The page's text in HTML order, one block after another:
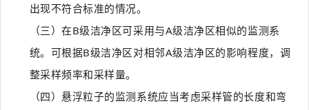
出现不符合标准的情况。
（三）在B级洁净区可采用与A级洁净区相似的监测系
统。可根据B级洁净区对相邻A级洁净区的影响程度，调
整采样频率和采样量。
（四）悬浮粒子的监测系统应当考虑采样管的长度和弯